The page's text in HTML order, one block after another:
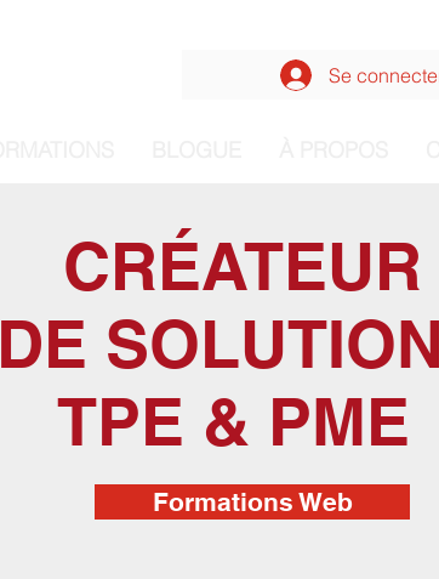
Se
CRÉATEUR
DE
TPE & PME
Formations Web